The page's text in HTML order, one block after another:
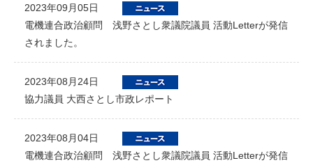
2023年09月05日
電機連合政治顧問 浅野さとし衆議院議員 活動Letterが発信
されました。
2023年08月24日
協力議員 大西さとし市政レポート
2023年08月04日
電機連合政治顧問 浅野さとし衆議院議員 活動Letterが発信